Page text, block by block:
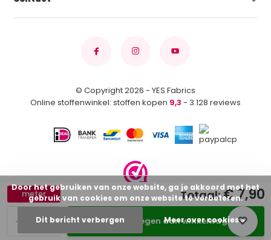
+
-
meter
Toevoegen aan winkelwagen
Totaal:€ 7,90
© Copyright 2026 - YES Fabrics
Online stoffenwinkel: stoffen kopen 9,3 - 3.128 reviews
Door het gebruiken van onze website, ga je akkoord met het
gebruik van cookies om onze website te verbeteren.
Dit bericht verbergen Meer over cookies »